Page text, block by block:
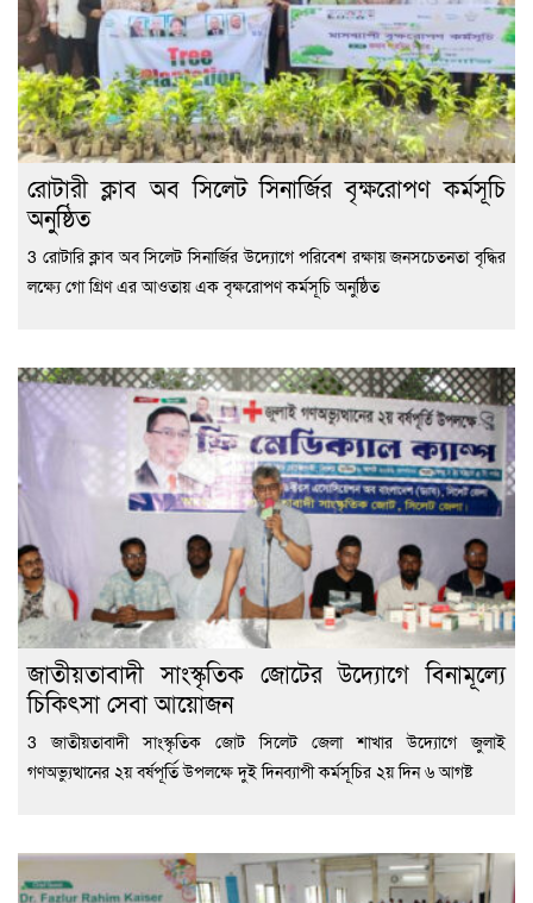
রোটারী ক্লাব অব সিলেট সিনার্জির বৃক্ষরোপণ কর্মসূচি
অনুষ্ঠিত
3 রোটারি ক্লাব অব সিলেট সিনার্জির উদ্যোগে পরিবেশ রক্ষায় জনসচেতনতা বৃদ্ধির
লক্ষ্যে গো গ্রিণ এর আওতায় এক বৃক্ষরোপণ কর্মসূচি অনুষ্ঠিত
জাতীয়তাবাদী সাংস্কৃতিক জোটের উদ্যোগে বিনামূল্যে
চিকিৎসা সেবা আয়োজন
3 জাতীয়তাবাদী সাংস্কৃতিক জোট সিলেট জেলা শাখার উদ্যোগে জুলাই
গণঅভ্যুত্থানের ২য় বর্ষপূর্তি উপলক্ষে দুই দিনব্যাপী কর্মসূচির ২য় দিন ৬ আগষ্ট